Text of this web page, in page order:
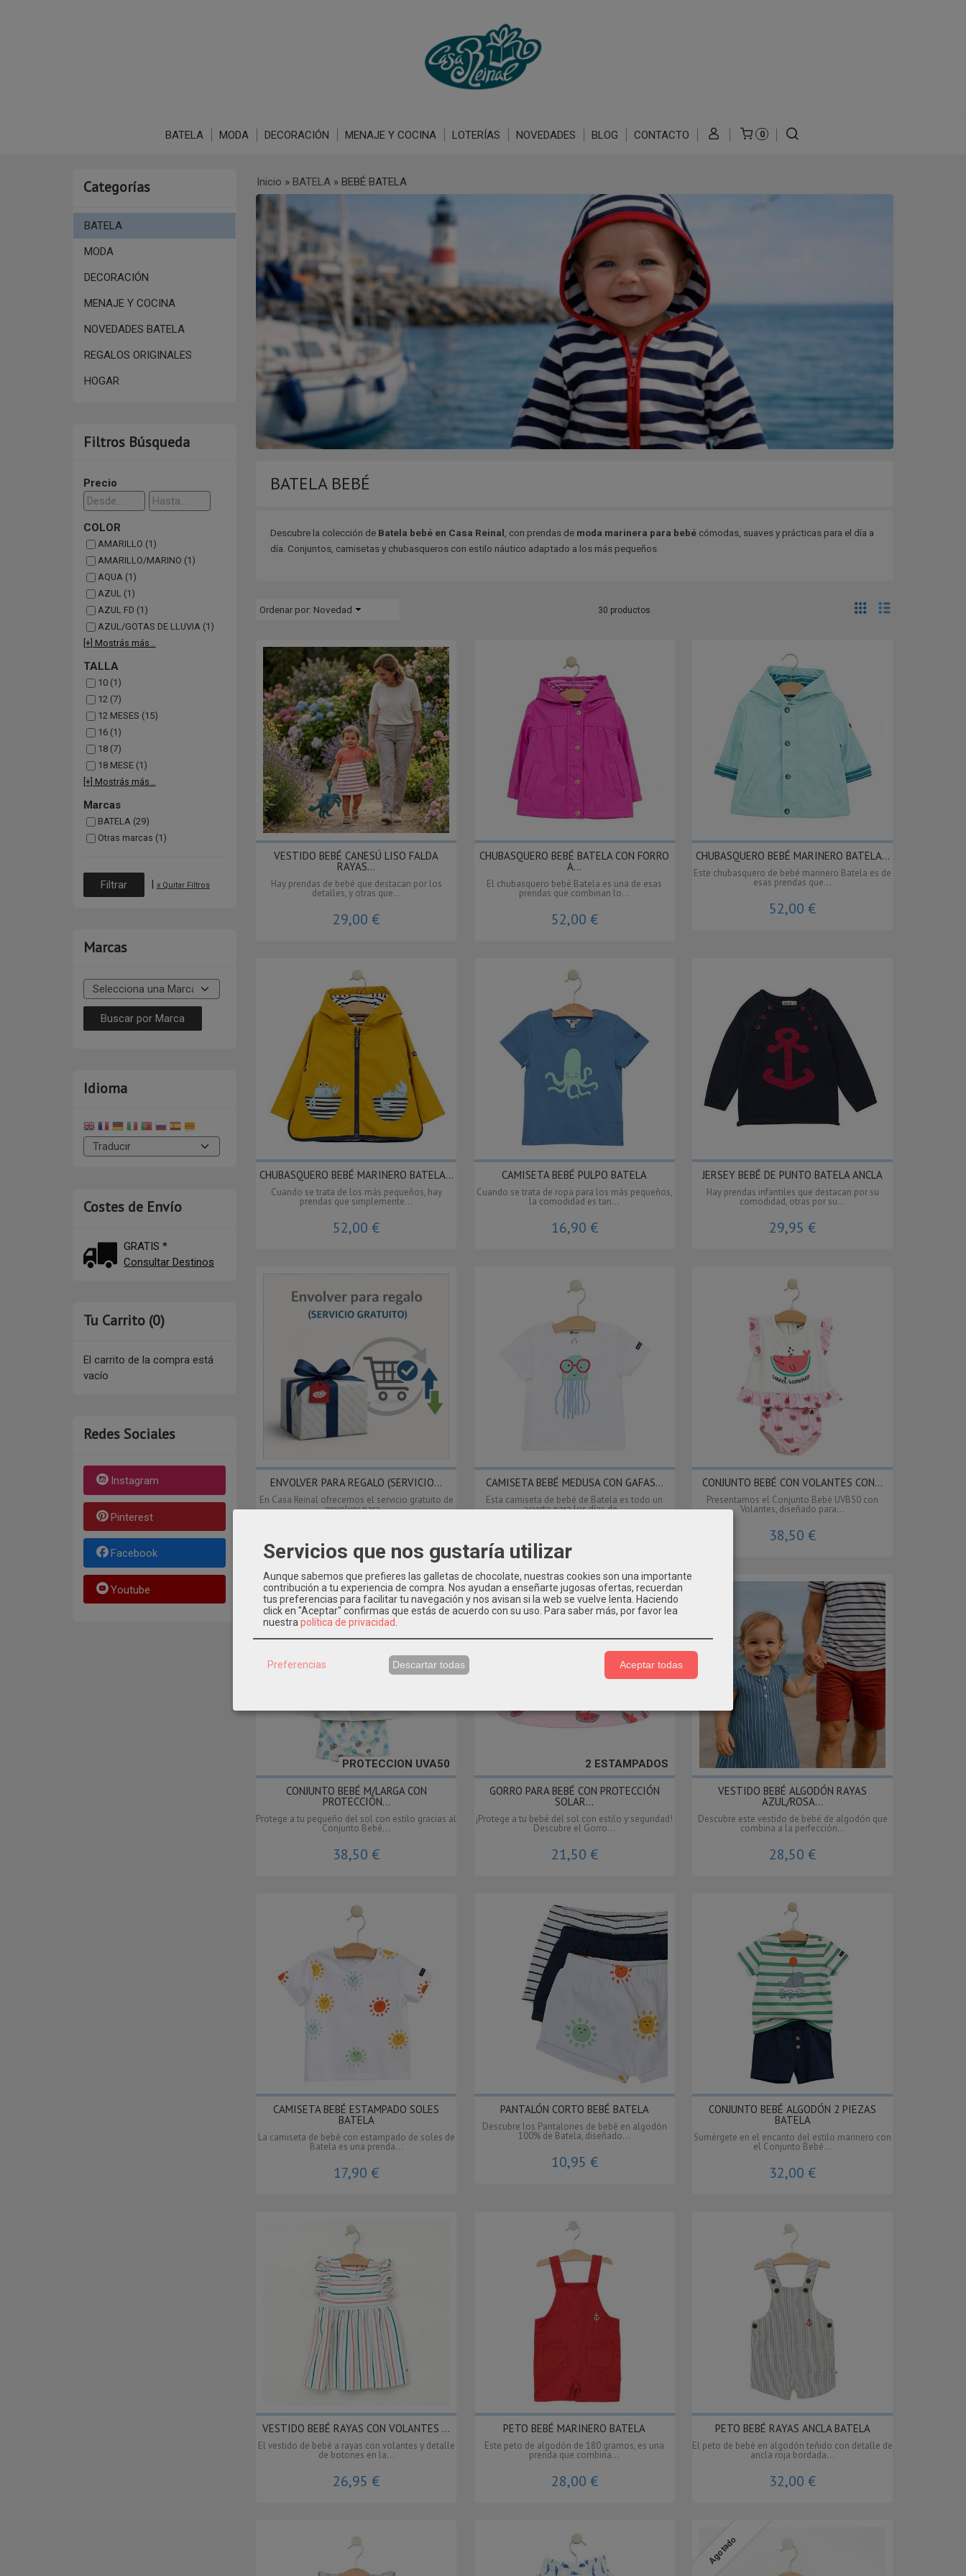
BATELA MODA DECORACIÓN MENAJE Y COCINA LOTERÍAS NOVEDADES BLOG CONTACTO 0
Categorías
BATELA
MODA
DECORACIÓN
MENAJE Y COCINA
NOVEDADES BATELA
REGALOS ORIGINALES
HOGAR
Filtros Búsqueda
Precio
COLOR
AMARILLO (1)
AMARILLO/MARINO (1)
AQUA (1)
AZUL (1)
AZUL FD (1)
AZUL/GOTAS DE LLUVIA (1)
[+] Mostrás más...
TALLA
10 (1)
12 (7)
12 MESES (15)
16 (1)
18 (7)
18 MESE (1)
[+] Mostrás más...
Marcas
BATELA (29)
Otras marcas (1)
| x Quitar Filtros
Marcas
Idioma
Costes de Envío
GRATIS *
Consultar Destinos
Tu Carrito (0)
El carrito de la compra está
vacío
Redes Sociales
Instagram
Pinterest
Facebook
Youtube
Inicio » BATELA» BEBÉ BATELA
BATELA BEBÉ
Descubre la colección de Batela bebé en Casa Reinal , con prendas de moda marinera para bebécómodas, suaves y prácticas para el día a
día. Conjuntos, camisetas y chubasqueros con estilo náutico adaptado a los más pequeños.
Ordenar por: Novedad 30 productos
VESTIDO BEBÉ CANESÚ LISO FALDA
RAYAS...
Hay prendas de bebé que destacan por los
detalles, y otras que...
29,00 €
CHUBASQUERO BEBÉ BATELA CON FORRO
A...
El chubasquero bebé Batela es una de esas
prendas que combinan lo...
52,00 €
CHUBASQUERO BEBÉ MARINERO BATELA...
Este chubasquero de bebé marinero Batela es de
esas prendas que...
52,00 €
CHUBASQUERO BEBÉ MARINERO BATELA...
Cuando se trata de los más pequeños, hay
prendas que simplemente...
52,00 €
CAMISETA BEBÉ PULPO BATELA
Cuando se trata de ropa para los más pequeños,
la comodidad es tan...
16,90 €
JERSEY BEBÉ DE PUNTO BATELA ANCLA
Hay prendas infantiles que destacan por su
comodidad, otras por su...
29,95 €
ENVOLVER PARA REGALO (SERVICIO...
En Casa Reinal ofrecemos el servicio gratuito de
envolver para...
CAMISETA BEBÉ MEDUSA CON GAFAS...
Esta camiseta de bebé de Batela es todo un
acierto para los días de...
CONJUNTO BEBÉ CON VOLANTES CON...
Presentamos el Conjunto Bebé UVB50 con
Volantes, diseñado para...
38,50 €
PROTECCION UVA50
CONJUNTO BEBÉ M/LARGA CON
PROTECCIÓN...
Protege a tu pequeño del sol con estilo gracias al
Conjunto Bebé...
38,50 €
2 ESTAMPADOS
GORRO PARA BEBÉ CON PROTECCIÓN
SOLAR...
¡Protege a tu bebé del sol con estilo y seguridad!
Descubre el Gorro...
21,50 €
VESTIDO BEBÉ ALGODÓN RAYAS
AZUL/ROSA...
Descubre este vestido de bebé de algodón que
combina a la perfección...
28,50 €
CAMISETA BEBÉ ESTAMPADO SOLES
BATELA
La camiseta de bebé con estampado de soles de
Batela es una prenda...
17,90 €
PANTALÓN CORTO BEBÉ BATELA
Descubre los Pantalones de bebé en algodón
100% de Batela, diseñado...
10,95 €
CONJUNTO BEBÉ ALGODÓN 2 PIEZAS
BATELA
Sumérgete en el encanto del estilo marinero con
el Conjunto Bebé...
32,00 €
VESTIDO BEBÉ RAYAS CON VOLANTES ...
El vestido de bebé a rayas con volantes y detalle
de botones en la...
26,95 €
PETO BEBÉ MARINERO BATELA
Este peto de algodón de 180 gramos, es una
prenda que combina...
28,00 €
PETO BEBÉ RAYAS ANCLA BATELA
El peto de bebé en algodón teñido con detalle de
ancla roja bordada...
32,00 €
Agotado
Servicios que nos gustaría utilizar
Aunque sabemos que prefieres las galletas de chocolate, nuestras cookies son una importante
contribución a tu experiencia de compra. Nos ayudan a enseñarte jugosas ofertas, recuerdan
tus preferencias para facilitar tu navegación y nos avisan si la web se vuelve lenta. Haciendo
click en "Aceptar" confirmas que estás de acuerdo con su uso. Para saber más, por favor lea
nuestra política de privacidad
Preferencias Descartar todas Aceptar todas